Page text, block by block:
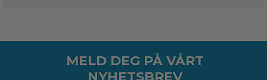
MELD DEG PÅ VÅRT
NYHETSBREV